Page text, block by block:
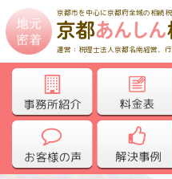
京都市を中心に京都府全域の相続
運営：税理士法人京都名南経営、